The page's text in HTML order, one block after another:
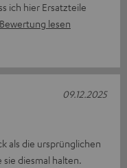
ich hier Ersatzteile
lesen
als die ursprünglichen
sie diesmal halten.
09.12.2025